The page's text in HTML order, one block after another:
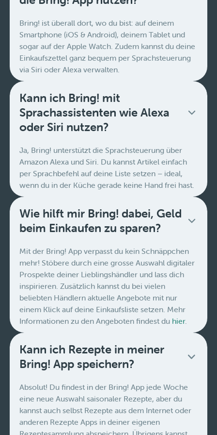
Bring! ist überall dort, wo du bist: auf deinem
Smartphone (iOS & Android), deinem Tablet und
sogar auf der Apple Watch. Zudem kannst du deine
Einkaufszettel ganz bequem per Sprachsteuerung
via Siri oder Alexa verwalten.
Kann ich Bring! mit
Sprachassistenten wie Alexa
oder Siri nutzen?
Ja, Bring! unterstützt die Sprachsteuerung über
Amazon Alexa und Siri. Du kannst Artikel einfach
per Sprachbefehl auf deine Liste setzen – ideal,
wenn du in der Küche gerade keine Hand frei hast.
Wie hilft mir Bring! dabei, Geld
beim Einkaufen zu sparen?
Mit der Bring! App verpasst du kein Schnäppchen
mehr! Stöbere durch eine grosse Auswahl digitaler
Prospekte deiner Lieblingshändler und lass dich
inspirieren. Zusätzlich kannst du bei vielen
beliebten Händlern aktuelle Angebote mit nur
einem Klick auf deine Einkaufsliste setzen. Mehr
Informationen zu den Angeboten findest du hier.
Kann ich Rezepte in meiner
Bring! App speichern?
Absolut! Du findest in der Bring! App jede Woche
eine neue Auswahl saisonaler Rezepte, aber du
kannst auch selbst Rezepte aus dem Internet oder
anderen Rezepte Apps in deiner eigenen